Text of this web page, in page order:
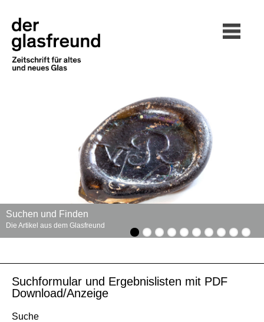
Suchen und Finden
Die Artikel aus dem Glasfreund
Suchformular und Ergebnislisten mit PDF
Download/Anzeige
Suche